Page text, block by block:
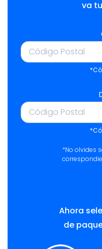
va
*No olvides
Ahora
de